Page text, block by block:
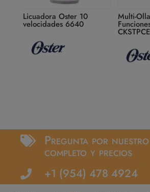
Licuadora Oster 10
velocidades 6640
Multi-
 Pregunta por
completo y precios
 +1 (954) 478 4924